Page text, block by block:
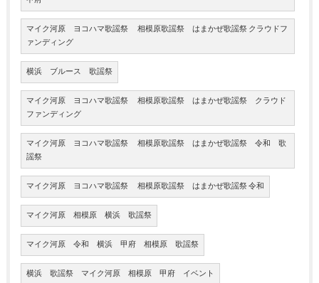
マイク河原 ヨコハマ歌謡祭 相模原歌謡祭 はまかぜ歌謡祭 クラウドフ
ァンディング
横浜 ブルース 歌謡祭
マイク河原 ヨコハマ歌謡祭 相模原歌謡祭 はまかぜ歌謡祭 クラウド
ファンディング
マイク河原 ヨコハマ歌謡祭 相模原歌謡祭 はまかぜ歌謡祭 令和 歌
謡祭
マイク河原 ヨコハマ歌謡祭 相模原歌謡祭 はまかぜ歌謡祭 令和
マイク河原 相模原 横浜 歌謡祭
マイク河原 令和 横浜 甲府 相模原 歌謡祭
横浜 歌謡祭 マイク河原 相模原 甲府 イベント